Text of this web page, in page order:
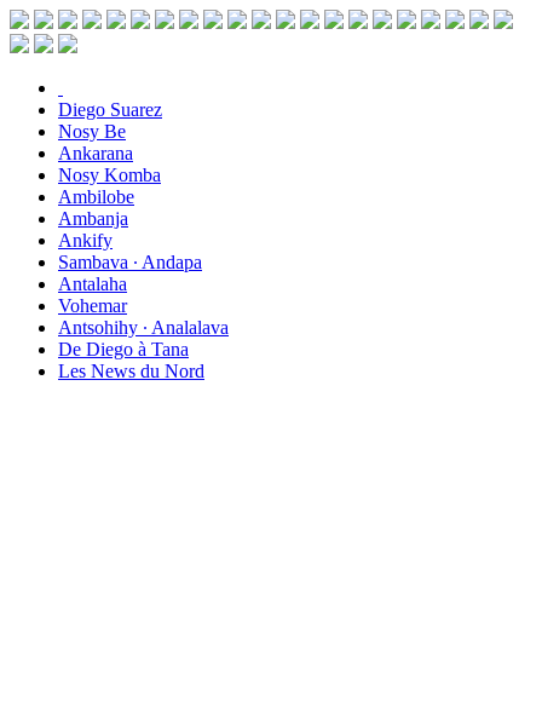
Diego Suarez
Nosy Be
Ankarana
Nosy Komba
Ambilobe
Ambanja
Ankify
Sambava ∙ Andapa
Antalaha
Vohemar
Antsohihy ∙ Analalava
De Diego à Tana
Les News du Nord